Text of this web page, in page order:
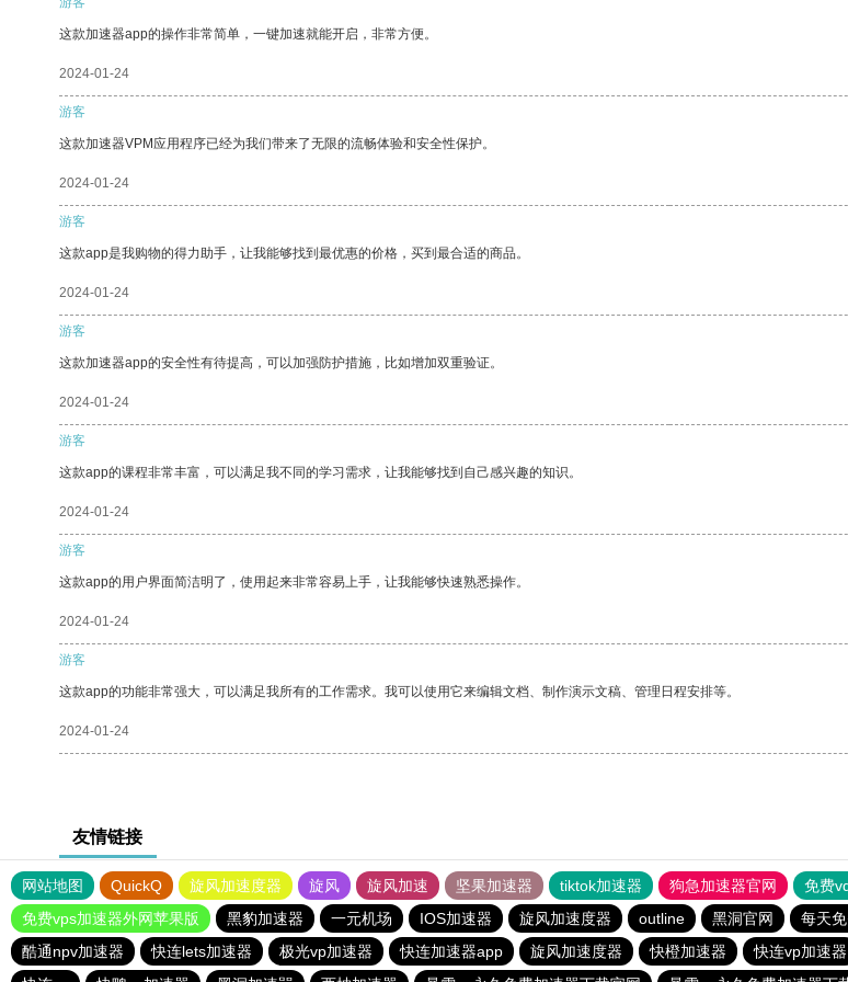
这款加速器app的操作非常简单，一键加速就能开启，非常方便。
2024-01-24
游客
这款加速器VPM应用程序已经为我们带来了无限的流畅体验和安全性保护。
2024-01-24
游客
这款app是我购物的得力助手，让我能够找到最优惠的价格，买到最合适的商品。
2024-01-24
游客
这款加速器app的安全性有待提高，可以加强防护措施，比如增加双重验证。
2024-01-24
游客
这款app的课程非常丰富，可以满足我不同的学习需求，让我能够找到自己感兴趣的知识。
2024-01-24
游客
这款app的用户界面简洁明了，使用起来非常容易上手，让我能够快速熟悉操作。
2024-01-24
游客
这款app的功能非常强大，可以满足我所有的工作需求。我可以使用它来编辑文档、制作演示文稿、管理日程安排等。
2024-01-24
友情链接
网站地图 QuickQ 旋风加速度器 旋风 旋风加速 坚果加速器 tiktok加速器 狗急加速器官网 免费
免费vps加速器外网苹果版
黑豹加速器 一元机场 IOS加速器 旋风加速度器 outline 黑洞官网 每天
酷通npv加速器
快连lets加速器 极光vp加速器 快连加速器app 旋风加速度器 快橙加速器 快连vp加速器